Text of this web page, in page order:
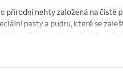
přírodní nehty založená na čistě
pasty a pudru, které se
vyšší pevnost, pružnost a